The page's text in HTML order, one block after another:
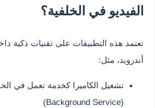
الفيديو في الخلفية؟
تعتمد هذه التطبيقات على تقنيات ذكية
أندرويد، مثل:
تشغيل الكاميرا كخدمة تعمل في
(Background Service)